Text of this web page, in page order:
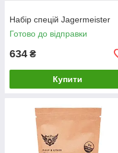
Набір спецій Jagermeister
Готово до відправки
634 ₴
Купити